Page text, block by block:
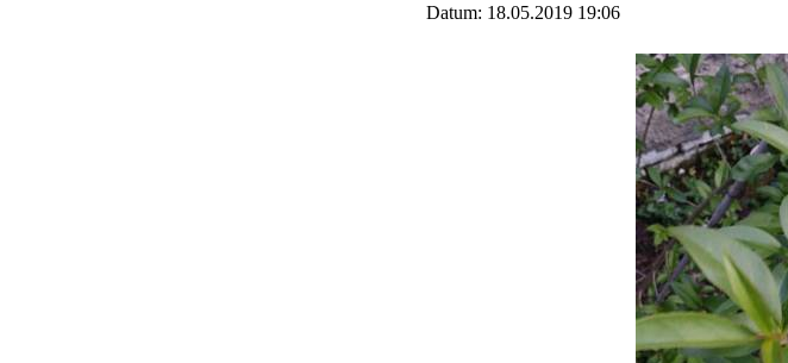
Datum: 18.05.2019 19:06